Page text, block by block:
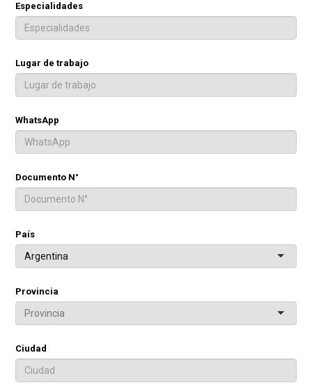
Especialidades
Lugar de trabajo
WhatsApp
Documento N°
País
Argentina
Provincia
Ciudad